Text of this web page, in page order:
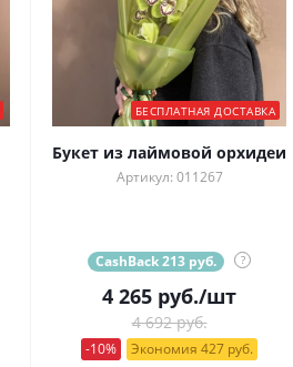
БЕСПЛАТНАЯ ДОСТАВКА
Букет из лаймовой орхидеи
Артикул: 011267
CashBack 213 руб. ?
4 265 руб./шт
4 692 руб.
-10% Экономия 427 руб.